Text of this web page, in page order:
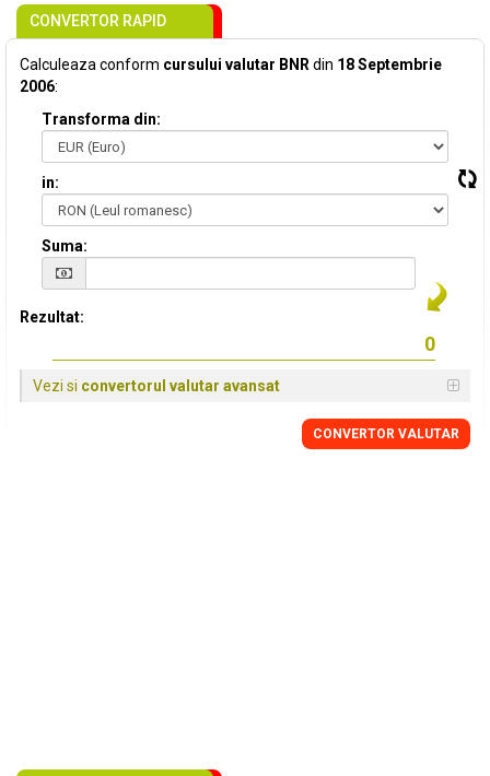
CONVERTOR RAPID
Calculeaza conform cursului valutar BNR din 18 Septembrie
2006:
Transforma din:
in:
Suma:
Rezultat:
Vezi si convertorul valutar avansat
CONVERTOR VALUTAR